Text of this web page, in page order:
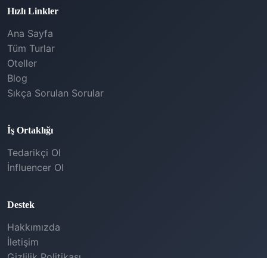
Hızlı Linkler
Ana Sayfa
Tüm Turlar
Oteller
Blog
Sıkça Sorulan Sorular
İş Ortaklığı
Tedarikçi Ol
İnfluencer Ol
Destek
Hakkımızda
İletişim